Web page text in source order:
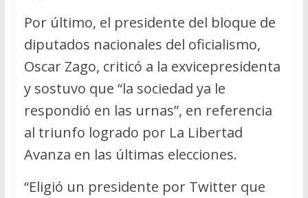
Por último, el presidente del bloque de
diputados nacionales del oficialismo,
Oscar Zago, criticó a la exvicepresidenta
y sostuvo que “la sociedad ya le
respondió en las urnas”, en referencia
al triunfo logrado por La Libertad
Avanza en las últimas elecciones.
“Eligió un presidente por Twitter que